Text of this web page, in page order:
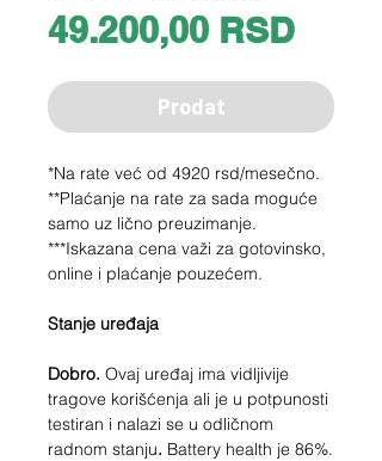
49.200,00 RSDPrice
Prodat
*Na rate već od 4920 rsd/mesečno.
**Plaćanje na rate za sada moguće
samo uz lično preuzimanje.
***Iskazana cena važi za gotovinsko,
online i plaćanje pouzećem.
Stanje uređaja
Dobro. Ovaj uređaj ima vidljivije
tragove korišćenja ali je u potpunosti
testiran i nalazi se u odličnom
radnom stanju. Battery health je 86%.